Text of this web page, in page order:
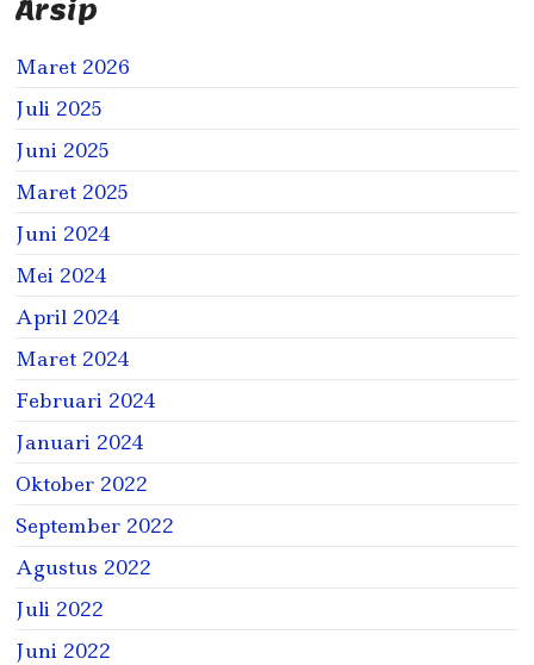
Arsip
Maret 2026
Juli 2025
Juni 2025
Maret 2025
Juni 2024
Mei 2024
April 2024
Maret 2024
Februari 2024
Januari 2024
Oktober 2022
September 2022
Agustus 2022
Juli 2022
Juni 2022